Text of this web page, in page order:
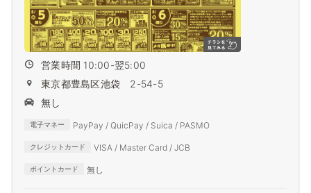
営業時間 10:00-翌5:00
東京都豊島区池袋 2-54-5
無し
電子マネー PayPay / QuicPay / Suica / PASMO
クレジットカード VISA / Master Card / JCB
ポイントカード 無し